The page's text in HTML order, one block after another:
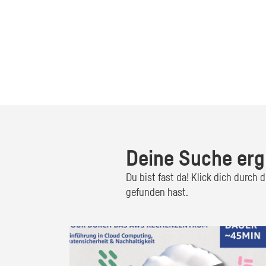
Deine Suche
Du bist fast da! Klick dich durch
gefunden hast.